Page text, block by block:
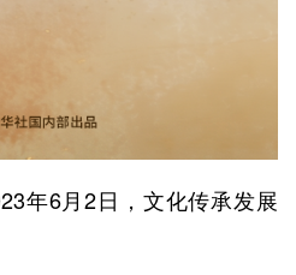
年6月2日，文化传承发展